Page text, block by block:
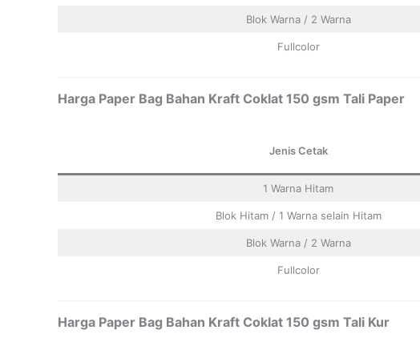
Blok Warna / 2 Warna
Fullcolor
Harga Paper Bag Bahan Kraft Coklat 150 gsm Tali Paper
Jenis Cetak
1 Warna Hitam
Blok Hitam / 1 Warna selain Hitam
Blok Warna / 2 Warna
Fullcolor
Harga Paper Bag Bahan Kraft Coklat 150 gsm Tali Kur